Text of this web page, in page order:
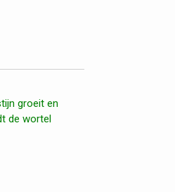
groeit en
de wortel